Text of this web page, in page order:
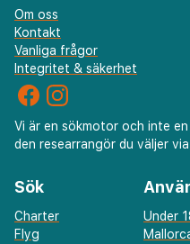
Om oss
Kontakt
Vanliga frågor
Integritet & säkerhet
Vi är en sökmotor och inte
den researrangör du väljer
Sök
Charter
Flyg
Under